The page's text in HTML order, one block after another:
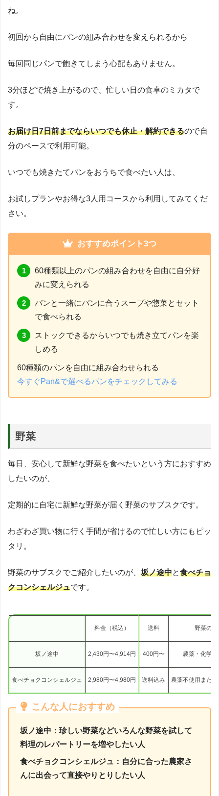
ね。
初回から自由にパンの組み合わせを変えられるから
毎回同じパンで飽きてしまう心配もありません。
3分ほどで焼き上がるので、忙しい日の食卓のミカタで
す。
お届け日7日前までならいつでも休止・解約できるので自
分のペースで利用可能。
いつでも焼きたてパンをおうちで食べたい人は、
お試しプランやお得な3人用コースから利用してみてくだ
さい。
おすすめポイント3つ
60種類以上のパンの組み合わせを自由に自分好
みに変えられる
パンと一緒にパンに合うスープや惣菜とセット
で食べられる
ストックできるからいつでも焼き立てパンを楽
しめる
60種類のパンを自由に組み合わせられる
今すぐPan&で選べるパンをチェックしてみる
野菜
毎日、安心して新鮮な野菜を食べたいという方におすすめ
したいのが、
定期的に自宅に新鮮な野菜が届く野菜のサブスクです。
わざわざ買い物に行く手間が省けるので忙しい方にもピッ
タリ。
野菜のサブスクでご紹介したいのが、 坂ノ途中と食べチョ
クコンシェルジュです。
料金（税込） 送料 野菜の
坂ノ途中 2,430円〜4,914円 400円〜 農薬・化学
食べチョクコンシェルジュ 2,980円〜4,980円 送料込み 農薬不使用また
こんな人におすすめ
坂ノ途中：珍しい野菜などいろんな野菜を試して
料理のレパートリーを増やしたい人
食べチョクコンシェルジュ：自分に合った農家さ
んに出会って直接やりとりしたい人